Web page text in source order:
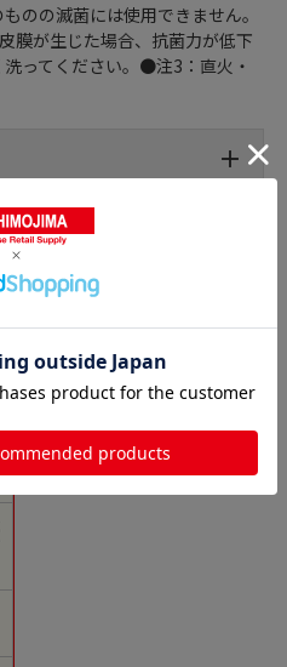
のの滅菌には使用できません。
膜が生じた場合、抗菌力が低下
ってください。●注3：直火・